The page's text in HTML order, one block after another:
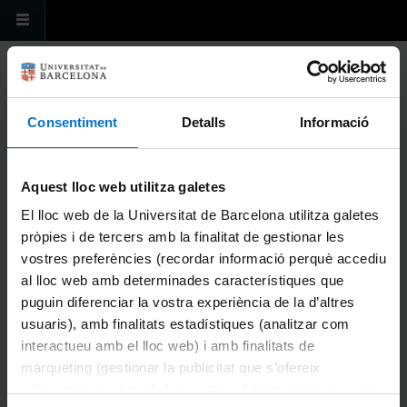
Consentiment Detalls Informació
Aquest lloc web utilitza galetes
El lloc web de la Universitat de Barcelona utilitza galetes
pròpies i de tercers amb la finalitat de gestionar les
vostres preferències (recordar informació perquè accediu
al lloc web amb determinades característiques que
puguin diferenciar la vostra experiència de la d’altres
usuaris), amb finalitats estadístiques (analitzar com
interactueu amb el lloc web) i amb finalitats de
màrqueting (gestionar la publicitat que s’ofereix
Pasar al contenido principal
FACULTY OF BIOLOGY - UNIVERSITY OF BARCELONA
USTED ESTÁ AQUÍ
Inicio» Programes de Mobilitat» Erasmus + Estudis
» Acreditació
ACREDITACIÓ LINGÜÍSTICA